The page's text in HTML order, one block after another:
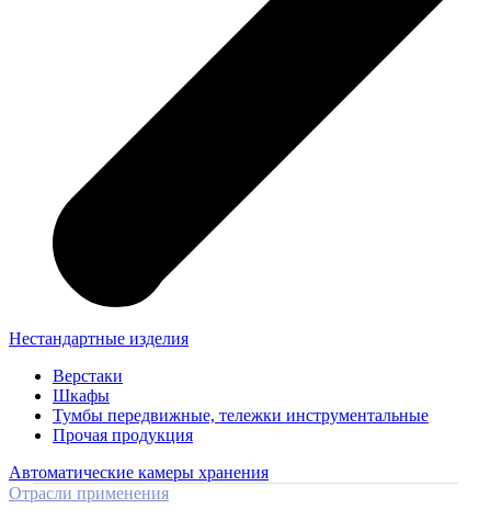
Нестандартные изделия
Верстаки
Шкафы
Тумбы передвижные, тележки инструментальные
Прочая продукция
Автоматические камеры хранения
Отрасли применения